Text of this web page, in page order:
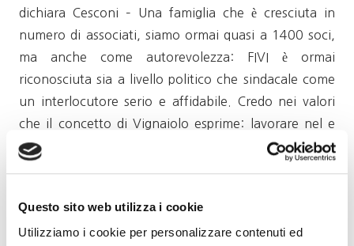
Questo sito web utilizza i cookie
Utilizziamo i cookie per personalizzare contenuti ed
dichiara Cesconi – Una famiglia che è cresciuta in
numero di associati, siamo ormai quasi a 1400 soci,
ma anche come autorevolezza: FIVI è ormai
riconosciuta sia a livello politico che sindacale come
un interlocutore serio e affidabile. Credo nei valori
che il concetto di Vignaiolo esprime: lavorare nel e
per il territorio, applicando la stessa filosofia, legata ai
continuare il lavoro di chi mi ha preceduto,
Costantino Charrere e Matilde Poggi. Conto sull’aiuto